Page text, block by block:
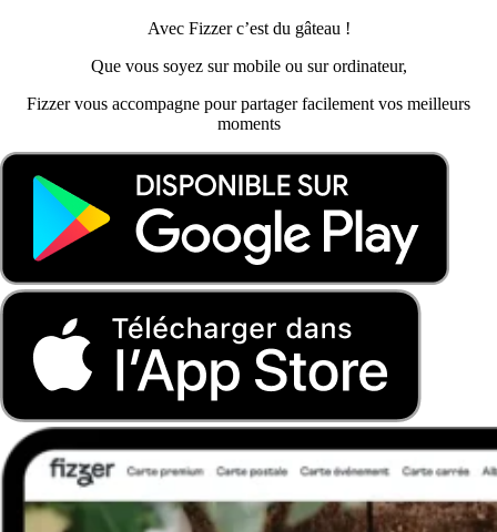
Avec Fizzer c’est du gâteau !
Que vous soyez sur mobile ou sur ordinateur,
Fizzer vous accompagne pour partager facilement vos meilleurs
moments